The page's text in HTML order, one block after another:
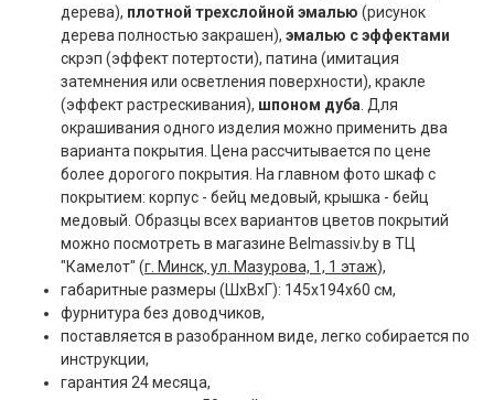
дерева), плотной трехслойной эмалью (рисунок
дерева полностью закрашен), эмалью с эффектами
скрэп (эффект потертости), патина (имитация
затемнения или осветления поверхности), кракле
(эффект растрескивания), шпоном дуба. Для
окрашивания одного изделия можно применить два
варианта покрытия. Цена рассчитывается по цене
более дорогого покрытия. На главном фото шкаф с
покрытием: корпус - бейц медовый, крышка - бейц
медовый. Образцы всех вариантов цветов покрытий
можно посмотреть в магазине Belmassiv.by в ТЦ
"Камелот" (г. Минск, ул. Мазурова, 1, 1 этаж),
габаритные размеры (ШxВxГ): 145x194x60 см,
фурнитура без доводчиков,
поставляется в разобранном виде, легко собирается по
инструкции,
гарантия 24 месяца,